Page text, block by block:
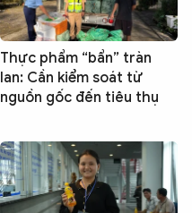
Thực phẩm “bẩn” tràn
lan: Cần kiểm soát từ
nguồn gốc đến tiêu thụ